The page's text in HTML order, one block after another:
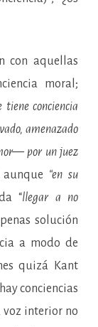
aquellas
moral;
tiene conciencia
amenazado
por un juez
aunque “en su
“llegar a no
solución
a modo de
quizá Kant
conciencias
voz interior no